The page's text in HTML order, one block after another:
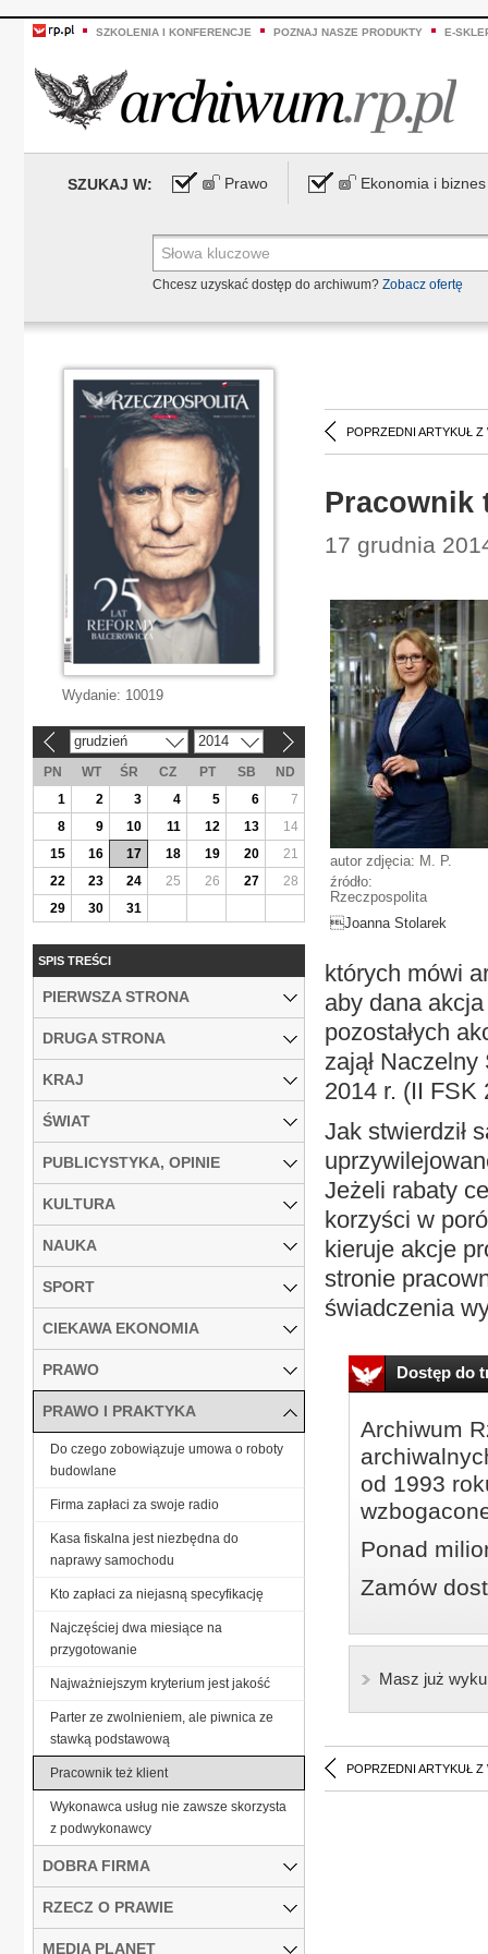
SZKOLENIA I KONFERENCJE POZNAJ NASZE PRODUKTY E-
SZUKAJ W: Prawo Ekonomia i biznes
Chcesz uzyskać dostęp do archiwum? Zobacz ofertę
POPRZEDNI ARTYKUŁ Z
Pracownik
17 grudnia
autor zdjęcia: M. P.
źródło:
Rzeczpospolita
Joanna Stolarek
których mówi
aby dana
pozostałych
zajął
2014 r. (II FSK
Jak stwierdził
Jeżeli rabaty
korzyści w
kieruje akcje
stronie
świadczenia
Dostęp do
Archiwum
od 1993
Ponad
Zamów
Masz już
POPRZEDNI ARTYKUŁ Z
Wydanie: 10019
grudzień 2014
PN WT ŚR CZ PT SB
ND
1
2 3 4 5 6
7
8
9 10 11 12 13
14
15
16 17 18 19 20
21
22
23 24 25 26 27
28
29
30 31
SPIS TREŚCI
PIERWSZA STRONA
DRUGA STRONA
KRAJ
ŚWIAT
PUBLICYSTYKA, OPINIE
KULTURA
NAUKA
SPORT
CIEKAWA EKONOMIA
PRAWO
PRAWO I PRAKTYKA
Do czego zobowiązuje umowa o roboty
budowlane
Firma zapłaci za swoje radio
Kasa fiskalna jest niezbędna do
naprawy samochodu
Kto zapłaci za niejasną specyfikację
Najczęściej dwa miesiące na
przygotowanie
Najważniejszym kryterium jest jakość
Parter ze zwolnieniem, ale piwnica ze
stawką podstawową
Pracownik też klient
Wykonawca usług nie zawsze skorzysta
z podwykonawcy
DOBRA FIRMA
RZECZ O PRAWIE
MEDIA PLANET